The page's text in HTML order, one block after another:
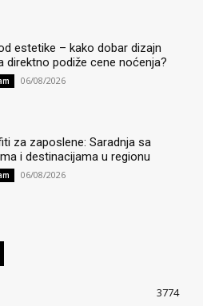
estetike – kako dobar dizajn
direktno podiže cene noćenja?
06/08/2026
za zaposlene: Saradnja sa
i destinacijama u regionu
06/08/2026
3774